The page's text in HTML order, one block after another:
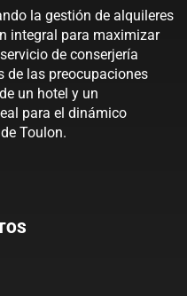
la gestión de alquileres
integral para maximizar
de conserjería
de las preocupaciones
un hotel y un
para el dinámico
Toulon.